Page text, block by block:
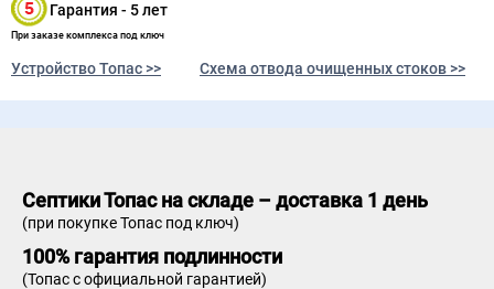
Гарантия - 5 лет
При заказе комплекса под ключ
Устройство Топас >> Схема отвода очищенных стоков >>
Септики Топас на складе – доставка 1 день
(при покупке Топас под ключ)
100% гарантия подлинности
(Топас с официальной гарантией)